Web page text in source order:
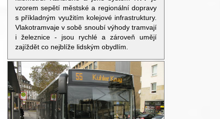
vzorem sepětí městské a regionální dopravy
s příkladným využitím kolejové infrastruktury.
Vlakotramvaje v sobě snoubí výhody tramvají
i železnice - jsou rychlé a zároveň umějí
zajíždět co nejblíže lidským obydlím.